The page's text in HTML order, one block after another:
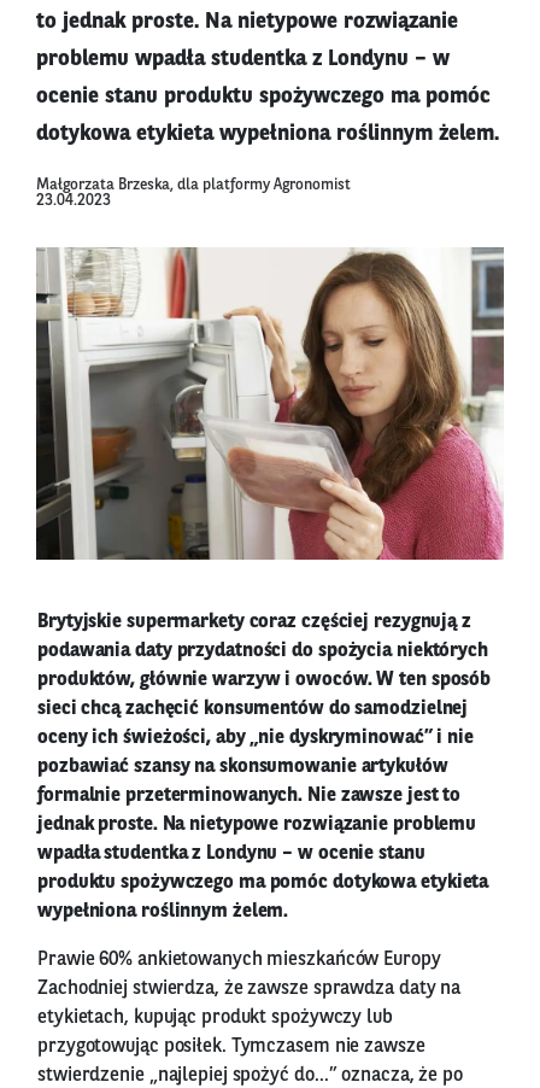
to jednak proste. Na nietypowe rozwiązanie
problemu wpadła studentka z Londynu – w
ocenie stanu produktu spożywczego ma pomóc
dotykowa etykieta wypełniona roślinnym żelem.
Małgorzata Brzeska, dla platformy Agronomist
23.04.2023
Brytyjskie supermarkety coraz częściej rezygnują z
podawania daty przydatności do spożycia niektórych
produktów, głównie warzyw i owoców. W ten sposób
sieci chcą zachęcić konsumentów do samodzielnej
oceny ich świeżości, aby „nie dyskryminować” i nie
pozbawiać szansy na skonsumowanie artykułów
formalnie przeterminowanych. Nie zawsze jest to
jednak proste. Na nietypowe rozwiązanie problemu
wpadła studentka z Londynu – w ocenie stanu
produktu spożywczego ma pomóc dotykowa etykieta
wypełniona roślinnym żelem.
Prawie 60% ankietowanych mieszkańców Europy
Zachodniej stwierdza, że zawsze sprawdza daty na
etykietach, kupując produkt spożywczy lub
przygotowując posiłek. Tymczasem nie zawsze
stwierdzenie „najlepiej spożyć do…” oznacza, że po